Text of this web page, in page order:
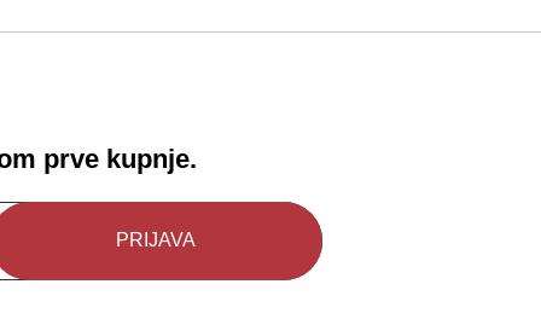
prve kupnje.